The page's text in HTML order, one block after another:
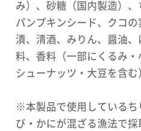
み）、砂糖（国内製造）
パンプキンシード、クコ
漬、清酒、みりん、醤油
料、香料（一部にくるみ
シューナッツ・大豆を含む
※本製品で使用しているち
び・かにが混ざる漁法で採